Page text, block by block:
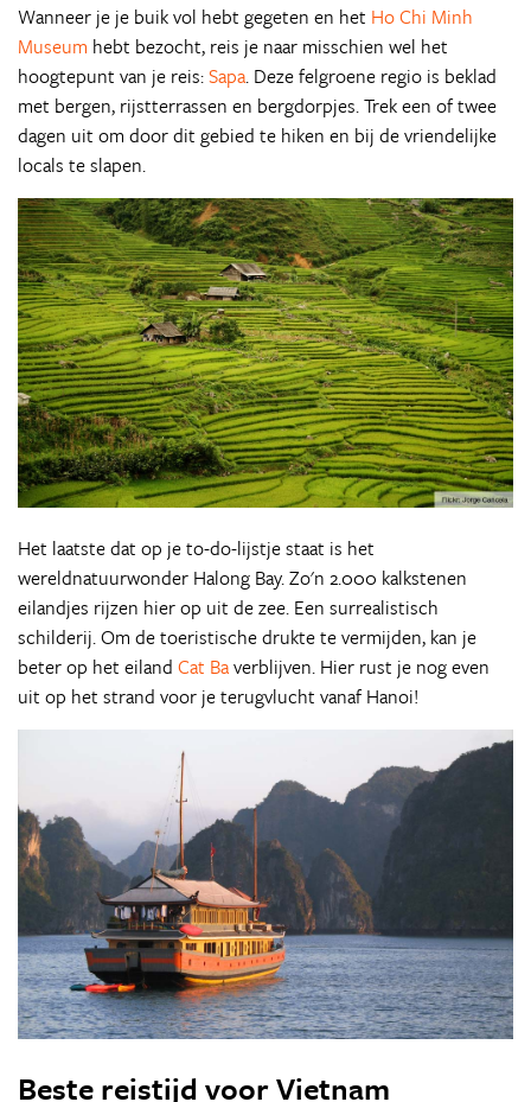
Wanneer je je buik vol hebt gegeten en het Ho Chi Minh
Museum hebt bezocht, reis je naar misschien wel het
hoogtepunt van je reis:Sapa. Deze felgroene regio is beklad
met bergen, rijstterrassen en bergdorpjes. Trek een of twee
dagen uit om door dit gebied te hiken en bij de vriendelijke
locals te slapen.
Het laatste dat op je to-do-lijstje staat is het
wereldnatuurwonder Halong Bay. Zo'n 2.000 kalkstenen
eilandjes rijzen hier op uit de zee. Een surrealistisch
schilderij. Om de toeristische drukte te vermijden, kan je
beter op het eiland Cat Baverblijven. Hier rust je nog even
uit op het strand voor je terugvlucht vanaf Hanoi!
Beste reistijd voor Vietnam